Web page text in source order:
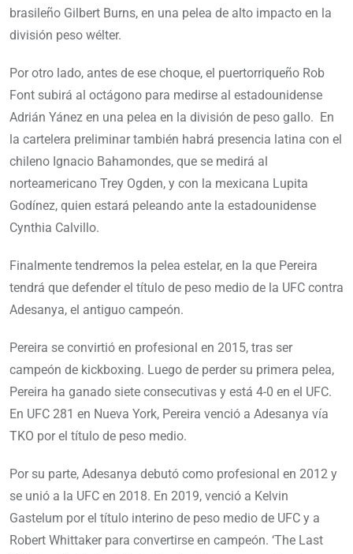
brasileño Gilbert Burns, en una pelea de alto impacto en la
división peso wélter.
Por otro lado, antes de ese choque, el puertorriqueño Rob
Font subirá al octágono para medirse al estadounidense
Adrián Yánez en una pelea en la división de peso gallo. En
la cartelera preliminar también habrá presencia latina con el
chileno Ignacio Bahamondes, que se medirá al
norteamericano Trey Ogden, y con la mexicana Lupita
Godínez, quien estará peleando ante la estadounidense
Cynthia Calvillo.
Finalmente tendremos la pelea estelar, en la que Pereira
tendrá que defender el título de peso medio de la UFC contra
Adesanya, el antiguo campeón.
Pereira se convirtió en profesional en 2015, tras ser
campeón de kickboxing. Luego de perder su primera pelea,
Pereira ha ganado siete consecutivas y está 4-0 en el UFC.
En UFC 281 en Nueva York, Pereira venció a Adesanya vía
TKO por el título de peso medio.
Por su parte, Adesanya debutó como profesional en 2012 y
se unió a la UFC en 2018. En 2019, venció a Kelvin
Gastelum por el título interino de peso medio de UFC y a
Robert Whittaker para convertirse en campeón. ‘The Last